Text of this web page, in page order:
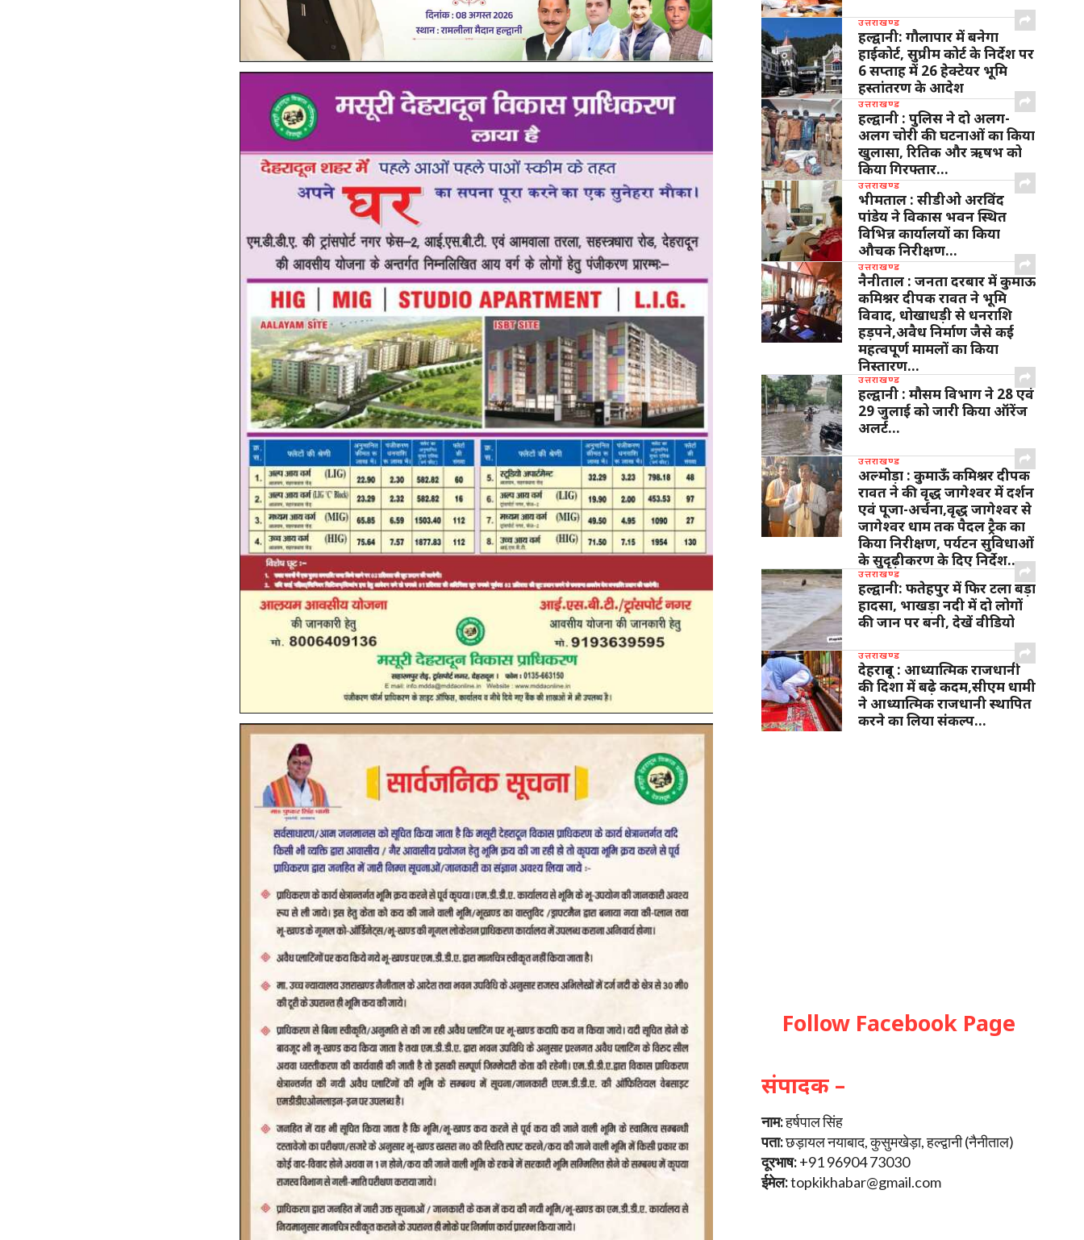
उत्तराखण्ड
हल्द्वानी: गौलापार में बनेगा
हाईकोर्ट, सुप्रीम कोर्ट के निर्देश पर
6 सप्ताह में 26 हेक्टेयर भूमि
हस्तांतरण के आदेश
उत्तराखण्ड
हल्द्वानी : पुलिस ने दो अलग-
अलग चोरी की घटनाओं का किया
खुलासा, रितिक और ऋषभ को
किया गिरफ्तार…
उत्तराखण्ड
भीमताल : सीडीओ अरविंद
पांडेय ने विकास भवन स्थित
विभिन्न कार्यालयों का किया
औचक निरीक्षण…
उत्तराखण्ड
नैनीताल : जनता दरबार में कुमाऊ
कमिश्नर दीपक रावत ने भूमि
विवाद, धोखाधड़ी से धनराशि
हड़पने,अवैध निर्माण जैसे कई
महत्वपूर्ण मामलों का किया
निस्तारण…
उत्तराखण्ड
हल्द्वानी : मौसम विभाग ने 28 एवं
29 जुलाई को जारी किया ऑरेंज
अलर्ट…
उत्तराखण्ड
अल्मोड़ा : कुमाऊँ कमिश्नर दीपक
रावत ने की वृद्ध जागेश्वर में दर्शन
एवं पूजा-अर्चना,वृद्ध जागेश्वर से
जागेश्वर धाम तक पैदल ट्रैक का
किया निरीक्षण, पर्यटन सुविधाओं
के सुदृढ़ीकरण के दिए निर्देश…
उत्तराखण्ड
हल्द्वानी: फतेहपुर में फिर टला बड़ा
हादसा, भाखड़ा नदी में दो लोगों
की जान पर बनी, देखें वीडियो
उत्तराखण्ड
देहरादून : आध्यात्मिक राजधानी
की दिशा में बढ़े कदम,सीएम धामी
ने आध्यात्मिक राजधानी स्थापित
करने का लिया संकल्प…
Follow Facebook Page
संपादक –
नाम:हर्षपाल सिंह
पता:छड़ायल नयाबाद, कुसुमखेड़ा, हल्द्वानी (नैनीताल)
दूरभाष:+91 96904 73030
ईमेल:topkikhabar@gmail.com